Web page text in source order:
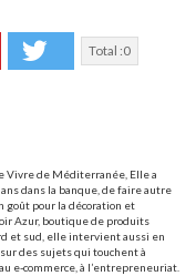
Twitter
Total :0
Vivre de Méditerranée, Elle a
dans la banque, de faire autre
goût pour la décoration et
Azur, boutique de produits
et sud, elle intervient aussi en
des sujets qui touchent à
e-commerce, à l’entrepreneuriat.